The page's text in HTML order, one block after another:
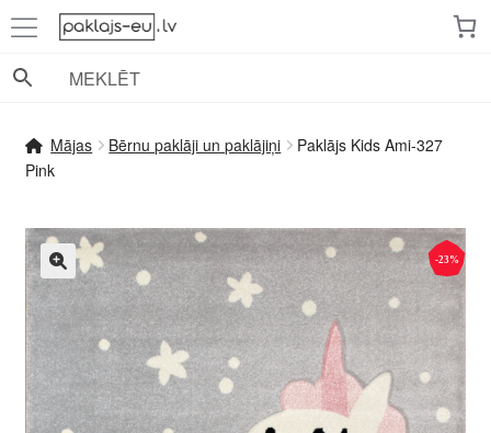
Skip
to
navigation
Skip
to
content
Mājas Bērnu paklāji un paklājiņi
Paklājs Kids Ami-327
Pink
🔍
-23%